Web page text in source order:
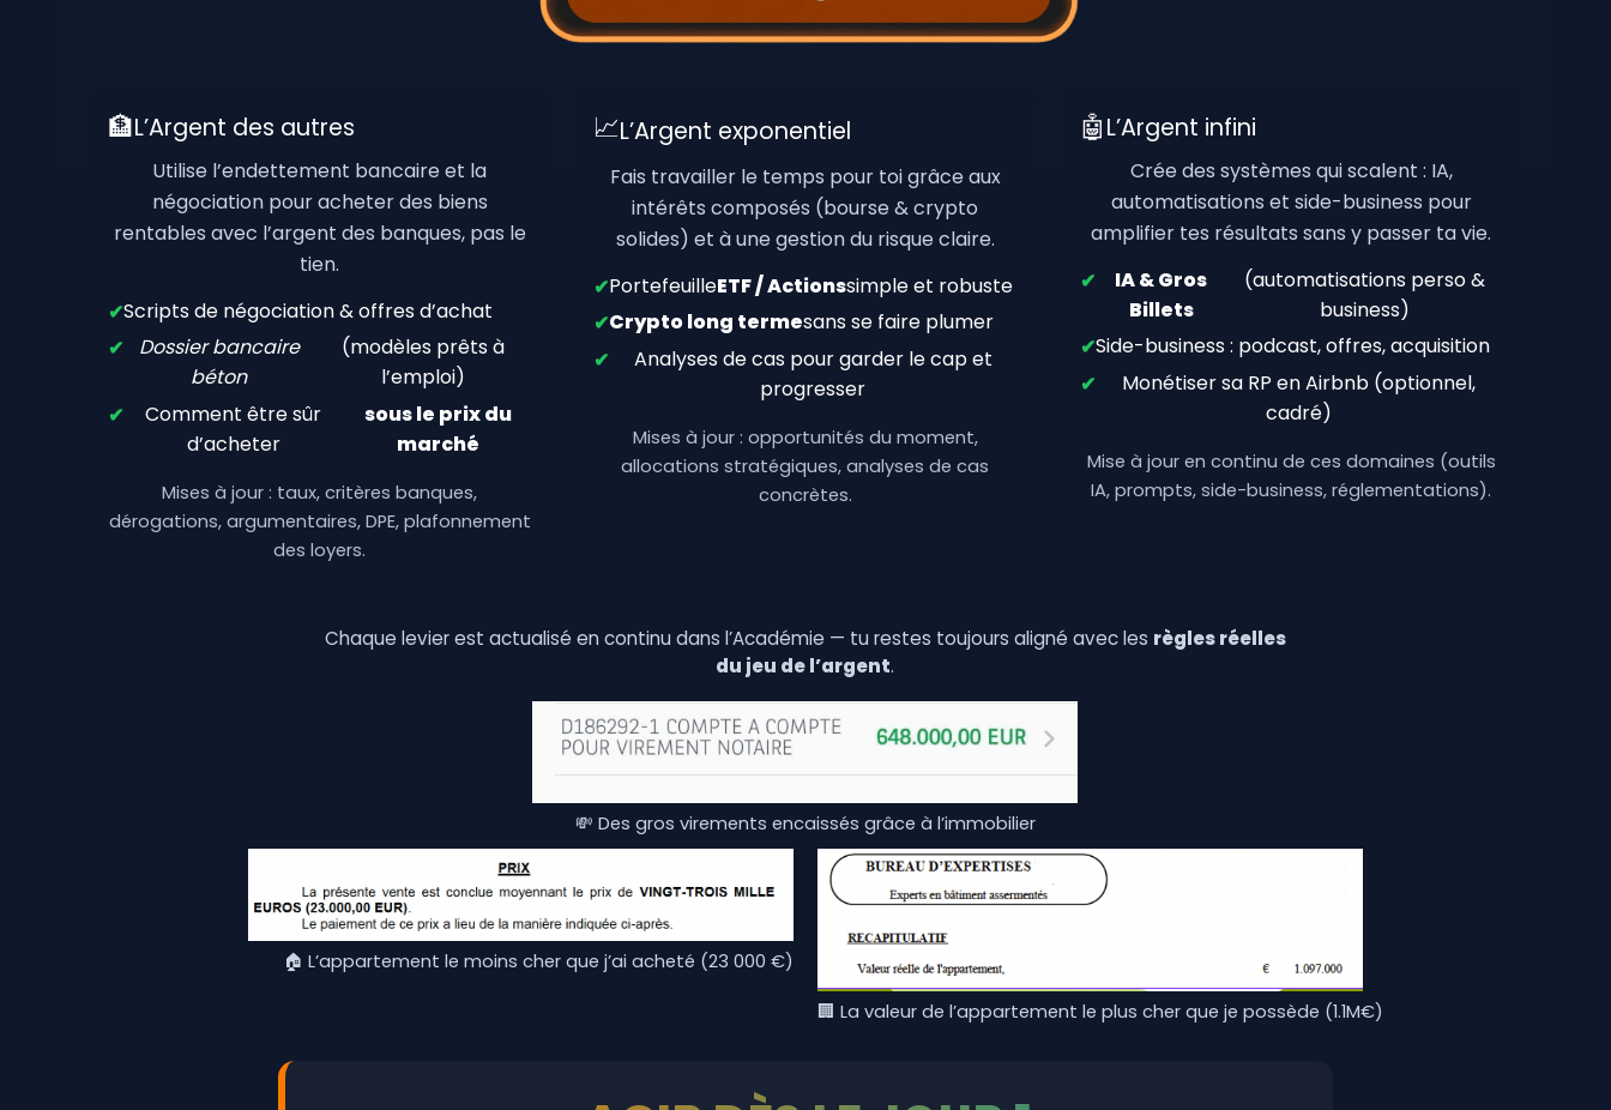
🏦L’Argent des autres
Utilise l’endettement bancaire et la
négociation pour acheter des biens
rentables avec l’argent des banques, pas le
tien.
✔Scripts de négociation & offres d’achat
✔
Dossier bancaire
béton
(modèles prêts à
l’emploi)
✔
Comment être sûr
d’acheter
sous le prix du
marché
Mises à jour : taux, critères banques,
dérogations, argumentaires, DPE, plafonnement
des loyers.
📈L’Argent exponentiel
Fais travailler le temps pour toi grâce aux
intérêts composés (bourse & crypto
solides) et à une gestion du risque claire.
✔PortefeuilleETF / Actionssimple et robuste
✔Crypto long termesans se faire plumer
✔
Analyses de cas pour garder le cap et
progresser
Mises à jour : opportunités du moment,
allocations stratégiques, analyses de cas
concrètes.
🤖L’Argent infini
Crée des systèmes qui scalent : IA,
automatisations et side-business pour
amplifier tes résultats sans y passer ta vie.
✔
IA & Gros
Billets
(automatisations perso &
business)
✔Side-business : podcast, offres, acquisition
✔
Monétiser sa RP en Airbnb (optionnel,
cadré)
Mise à jour en continu de ces domaines (outils
IA, prompts, side-business, réglementations).
Chaque levier est actualisé en continu dans l’Académie — tu restes toujours aligné avec les règles réelles
du jeu de l’argent.
💸 Des gros virements encaissés grâce à l’immobilier
🏠 L’appartement le moins cher que j’ai acheté (23 000 €)
🏢 La valeur de l’appartement le plus cher que je possède (1.1M€)